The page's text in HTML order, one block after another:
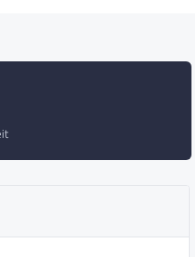
nur einen coolen Look,
Sie auch bei Dunkelheit
klar und zuverlässig, für
praktischen Stauraum für